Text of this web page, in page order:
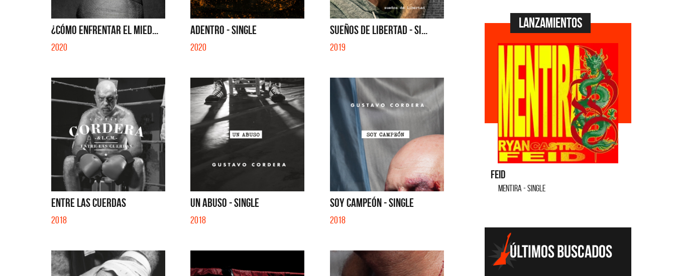
¿CÓMO ENFRENTAR EL MIED...
2020
ADENTRO - SINGLE
2020
SUEÑOS DE LIBERTAD - SI...
2019
ENTRE LAS CUERDAS
2018
UN ABUSO - SINGLE
2018
SOY CAMPEÓN - SINGLE
2018
Lanzamientos
Los Palmeras
YO SOY - SINGLE
Feid
MENTIRA - SINGLE